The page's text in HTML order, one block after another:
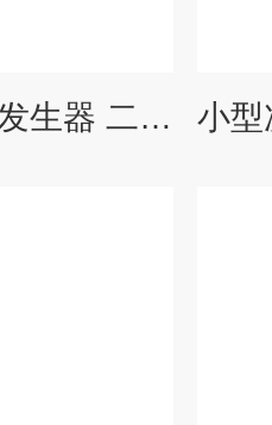
一体式次氯酸钠发生器 二氧化氯发生器